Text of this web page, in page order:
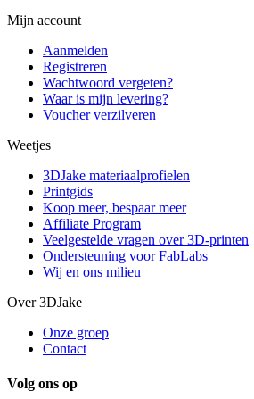
Mijn account
Aanmelden
Registreren
Wachtwoord vergeten?
Waar is mijn levering?
Voucher verzilveren
Weetjes
3DJake materiaalprofielen
Printgids
Koop meer, bespaar meer
Affiliate Program
Veelgestelde vragen over 3D-printen
Ondersteuning voor FabLabs
Wij en ons milieu
Over 3DJake
Onze groep
Contact
Volg ons op